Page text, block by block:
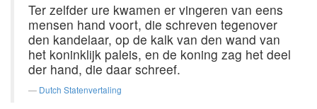
Ter zelfder ure kwamen er vingeren van eens
mensen hand voort, die schreven tegenover
den kandelaar, op de kalk van den wand van
het koninklijk paleis, en de koning zag het deel
der hand, die daar schreef.
Dutch Statenvertaling